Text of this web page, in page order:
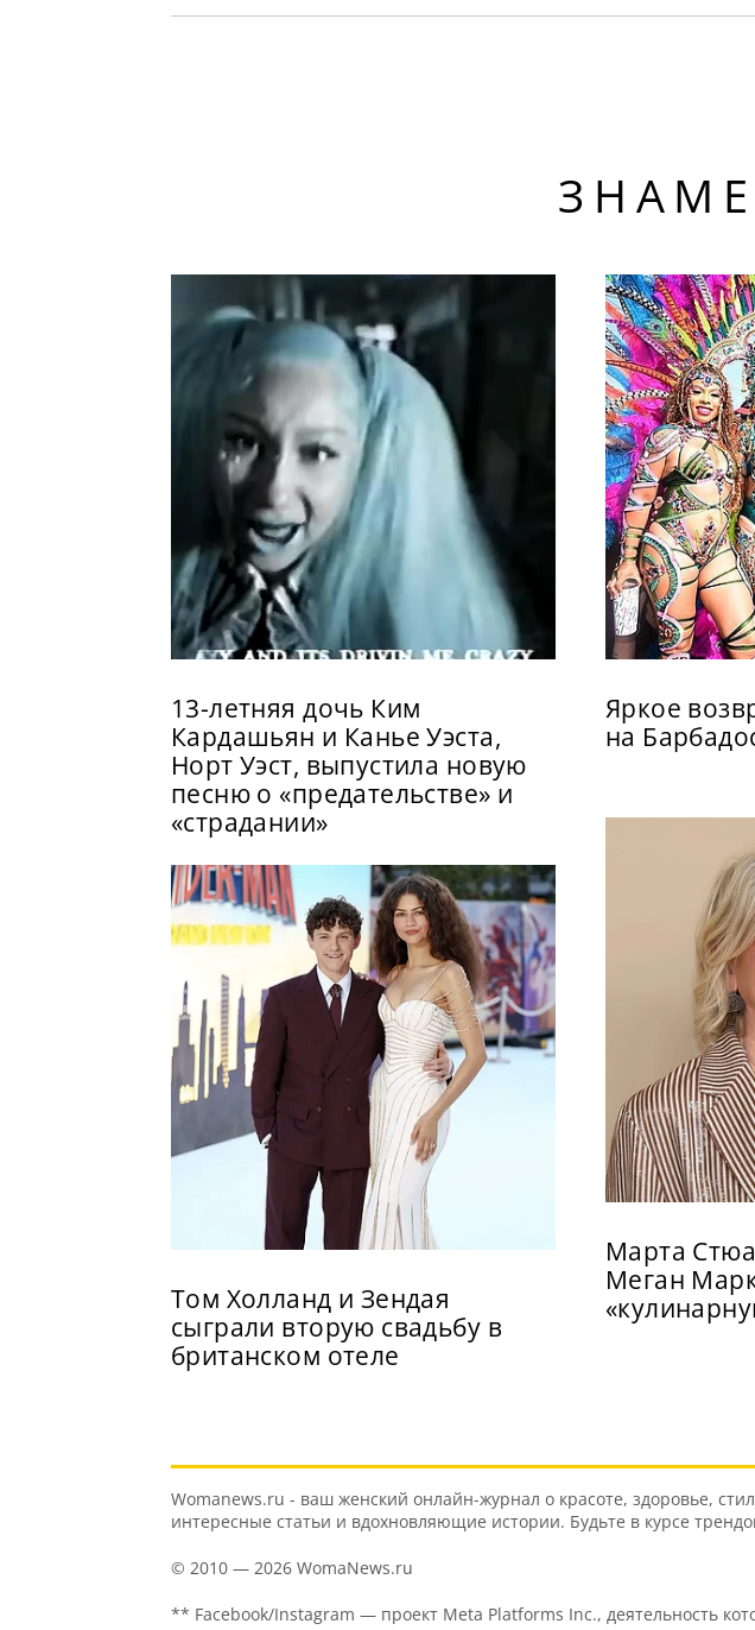
13-летняя дочь Ким
Кардашьян и Канье Уэста,
Норт Уэст, выпустила новую
песню о «предательстве» и
«страдании»
Том Холланд и Зендая
сыграли вторую свадьбу в
британском отеле
Яркое
на
Марта
Меган
Womanews.ru - ваш женский онлайн-журнал о красоте, здоровье,
интересные статьи и вдохновляющие истории. Будьте в курсе
© 2010 — 2026 WomaNews.ru
** Facebook/Instagram — проект Meta Platforms Inc., деятельность